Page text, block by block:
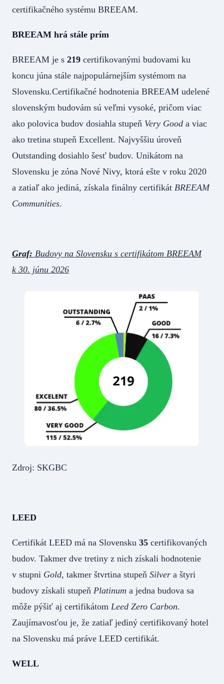
certifikačného systému BREEAM.
BREEAM hrá stále prím
BREEAM je s 219 certifikovanými budovami ku
koncu júna stále najpopulárnejším systémom na
Slovensku.Certifikačné hodnotenia BREEAM udelené
slovenským budovám sú veľmi vysoké, pričom viac
ako polovica budov dosiahla stupeň Very Good a viac
ako tretina stupeň Excellent. Najvyššiu úroveň
Outstanding dosiahlo šesť budov. Unikátom na
Slovensku je zóna Nové Nivy, ktorá ešte v roku 2020
a zatiaľ ako jediná, získala finálny certifikát BREEAM
Communities.
Graf: Budovy na Slovensku s certifikátom BREEAM
k 30. júnu 2026
Zdroj: SKGBC
LEED
Certifikát LEED má na Slovensku 35 certifikovaných
budov. Takmer dve tretiny z nich získali hodnotenie
v stupni Gold, takmer štvrtina stupeň Silver a štyri
budovy získali stupeň Platinum a jedna budova sa
môže pýšiť aj certifikátom Leed Zero Carbon.
Zaujímavosťou je, že zatiaľ jediný certifikovaný hotel
na Slovensku má práve LEED certifikát.
WELL